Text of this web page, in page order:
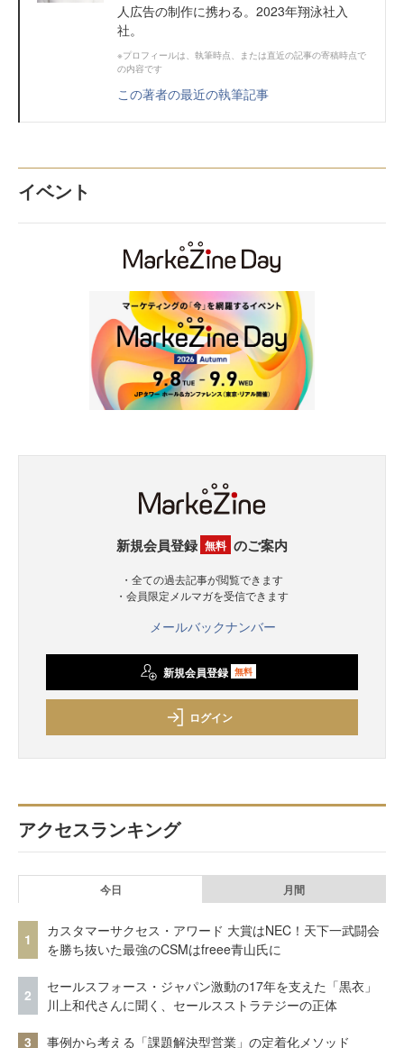
人広告の制作に携わる。2023年翔泳社入
社。
※プロフィールは、執筆時点、または直近の記事の寄稿時点で
の内容です
この著者の最近の執筆記事
イベント
新規会員登録 無料 のご案内
・全ての過去記事が閲覧できます
・会員限定メルマガを受信できます
メールバックナンバー
新規会員登録 無料
ログイン
アクセスランキング
今日 月間
1
カスタマーサクセス・アワード 大賞はNEC！天下一武闘会
を勝ち抜いた最強のCSMはfreee青山氏に
2
セールスフォース・ジャパン激動の17年を支えた「黒衣」
川上和代さんに聞く、セールスストラテジーの正体
3 事例から考える「課題解決型営業」の定着化メソッド